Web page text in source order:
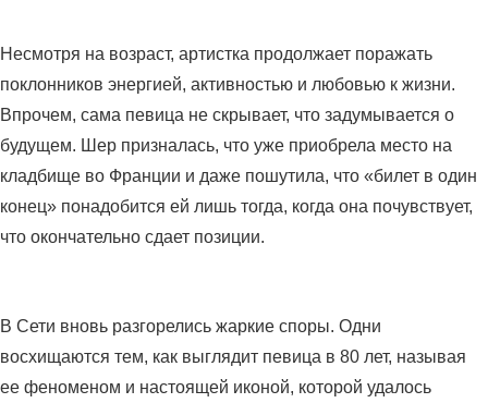
Несмотря на возраст, артистка продолжает поражать
поклонников энергией, активностью и любовью к жизни.
Впрочем, сама певица не скрывает, что задумывается о
будущем. Шер призналась, что уже приобрела место на
кладбище во Франции и даже пошутила, что «билет в один
конец» понадобится ей лишь тогда, когда она почувствует,
что окончательно сдает позиции.
В Сети вновь разгорелись жаркие споры. Одни
восхищаются тем, как выглядит певица в 80 лет, называя
ее феноменом и настоящей иконой, которой удалось